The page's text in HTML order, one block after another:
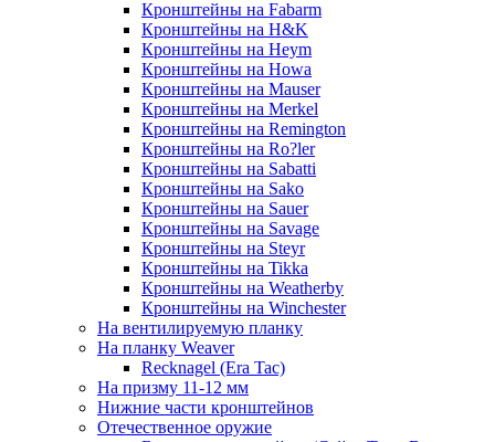
Кронштейны на Fabarm
Кронштейны на H&K
Кронштейны на Heym
Кронштейны на Howa
Кронштейны на Mauser
Кронштейны на Merkel
Кронштейны на Remington
Кронштейны на Ro?ler
Кронштейны на Sabatti
Кронштейны на Sako
Кронштейны на Sauer
Кронштейны на Savage
Кронштейны на Steyr
Кронштейны на Tikka
Кронштейны на Weatherby
Кронштейны на Winchester
На вентилируемую планку
На планку Weaver
Recknagel (Era Tac)
На призму 11-12 мм
Нижние части кронштейнов
Отечественное оружие